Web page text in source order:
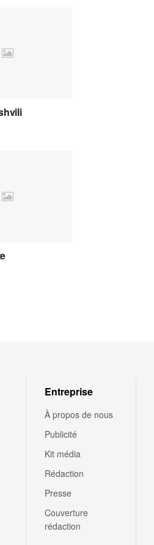
Entreprise
À propos de nous
Publicité
Kit média
Rédaction
Presse
Couverture
rédaction